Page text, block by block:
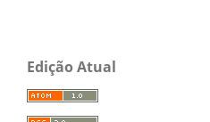
Edição Atual